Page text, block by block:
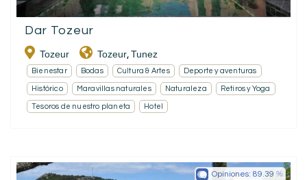
Dar Tozeur
Tozeur Tozeur, Tunez
Bienestar Bodas Cultura & Artes Deporte y aventuras
Histórico Maravillas naturales Naturaleza Retiros y Yoga
Tesoros de nuestro planeta Hotel
Opiniones: 89.39